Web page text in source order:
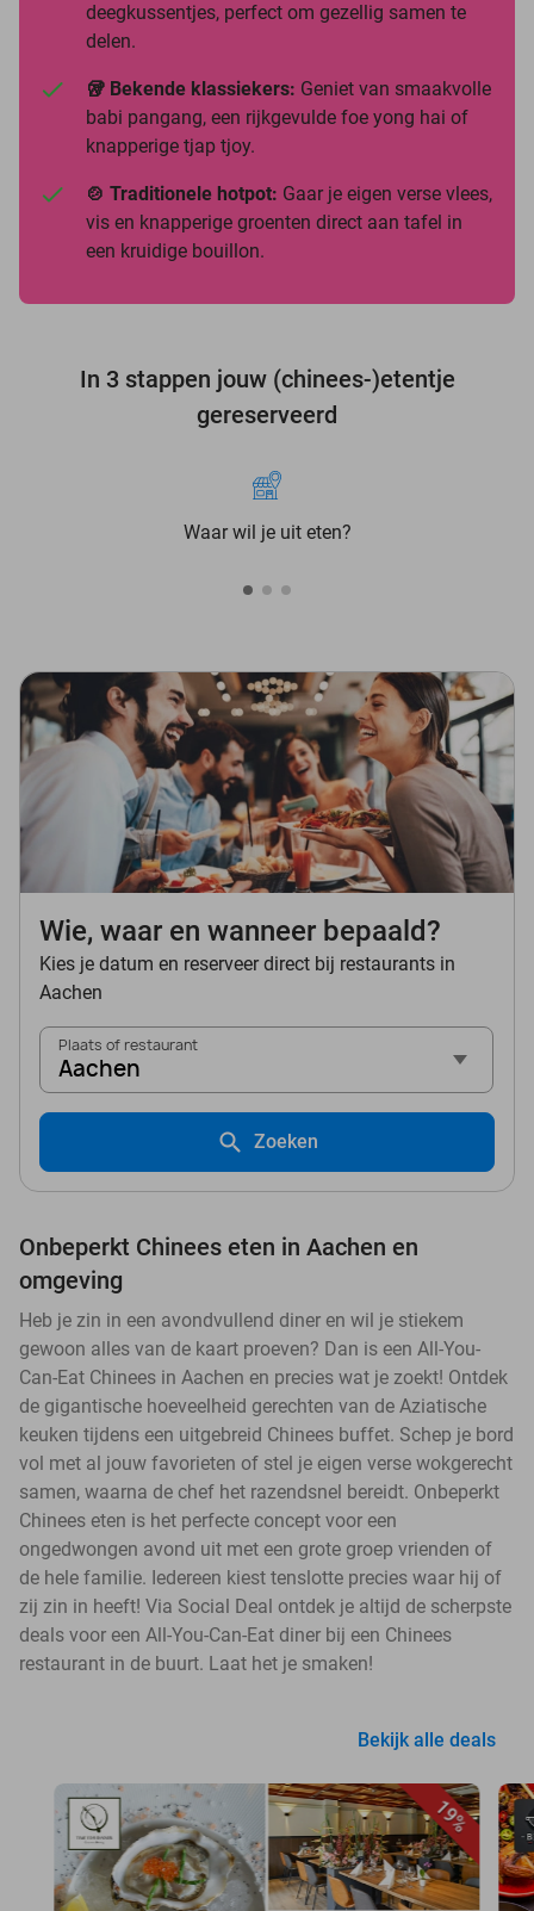
deegkussentjes, perfect om gezellig samen te
delen.
🥡 Bekende klassiekers: Geniet van smaakvolle
babi pangang, een rijkgevulde foe yong hai of
knapperige tjap tjoy.
🍲 Traditionele hotpot: Gaar je eigen verse vlees,
vis en knapperige groenten direct aan tafel in
een kruidige bouillon.
In 3 stappen jouw (chinees-)etentje
gereserveerd
Waar wil je uit eten?
Wie, waar en wanneer bepaald?
Kies je datum en reserveer direct bij restaurants in
Aachen
Plaats of restaurant
Aachen
Zoeken
Onbeperkt Chinees eten in Aachen en
omgeving
Heb je zin in een avondvullend diner en wil je stiekem
gewoon alles van de kaart proeven? Dan is een All-You-
Can-Eat Chinees in Aachen en precies wat je zoekt! Ontdek
de gigantische hoeveelheid gerechten van de Aziatische
keuken tijdens een uitgebreid Chinees buffet. Schep je bord
vol met al jouw favorieten of stel je eigen verse wokgerecht
samen, waarna de chef het razendsnel bereidt. Onbeperkt
Chinees eten is het perfecte concept voor een
ongedwongen avond uit met een grote groep vrienden of
de hele familie. Iedereen kiest tenslotte precies waar hij of
zij zin in heeft! Via Social Deal ontdek je altijd de scherpste
deals voor een All-You-Can-Eat diner bij een Chinees
restaurant in de buurt. Laat het je smaken!
Bekijk alle deals
19%